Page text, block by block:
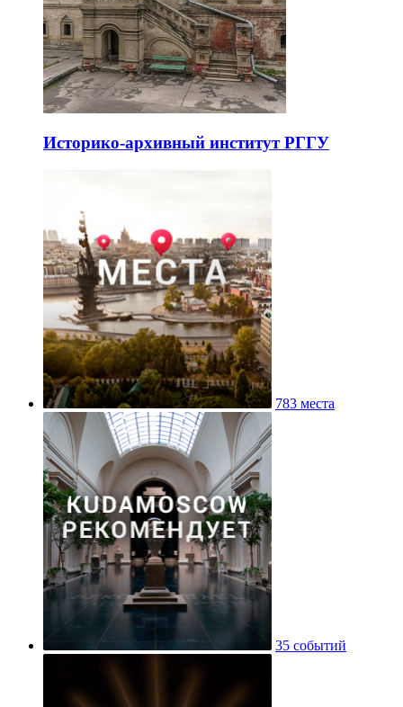
Историко-архивный институт РГГУ
783 места
35 событий